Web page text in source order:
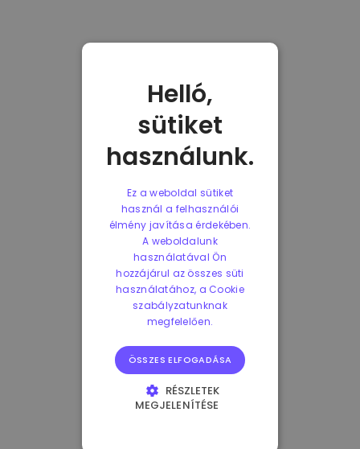
Helló,
sütiket
használunk.
Ez a weboldal sütiket
használ a felhasználói
élmény javítása érdekében.
A weboldalunk
használatával Ön
hozzájárul az összes süti
használatához, a Cookie
szabályzatunknak
megfelelően.
ÖSSZES ELFOGADÁSA
RÉSZLETEK
MEGJELENÍTÉSE